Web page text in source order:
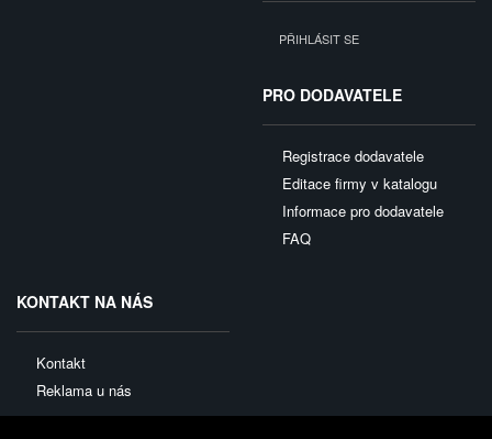
PŘIHLÁSIT SE
PRO DODAVATELE
Registrace dodavatele
Editace firmy v katalogu
Informace pro dodavatele
FAQ
KONTAKT NA NÁS
Kontakt
Reklama u nás